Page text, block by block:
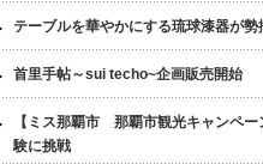
テーブルを華やかにする琉球漆器が勢
首里手帖～sui techo~企画販売開始
【ミス那覇市 那覇市観光キャンペ
験に挑戦